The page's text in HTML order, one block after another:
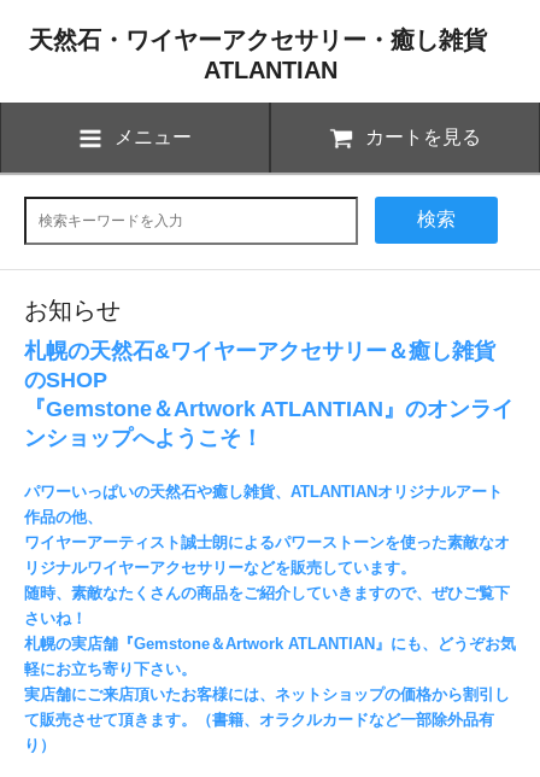
天然石・ワイヤーアクセサリー・癒し雑貨
ATLANTIAN
メニュー カートを見る
検索
お知らせ
札幌の天然石&ワイヤーアクセサリー＆癒し雑貨
のSHOP
『Gemstone＆Artwork ATLANTIAN』のオンライ
ンショップへようこそ！
パワーいっぱいの天然石や癒し雑貨、ATLANTIANオリジナルアート
作品の他、
ワイヤーアーティスト誠士朗によるパワーストーンを使った素敵なオ
リジナルワイヤーアクセサリーなどを販売しています。
随時、素敵なたくさんの商品をご紹介していきますので、ぜひご覧下
さいね！
札幌の実店舗『Gemstone＆Artwork ATLANTIAN』にも、どうぞお気
軽にお立ち寄り下さい。
実店舗にご来店頂いたお客様には、ネットショップの価格から割引し
て販売させて頂きます。（書籍、オラクルカードなど一部除外品有
り）